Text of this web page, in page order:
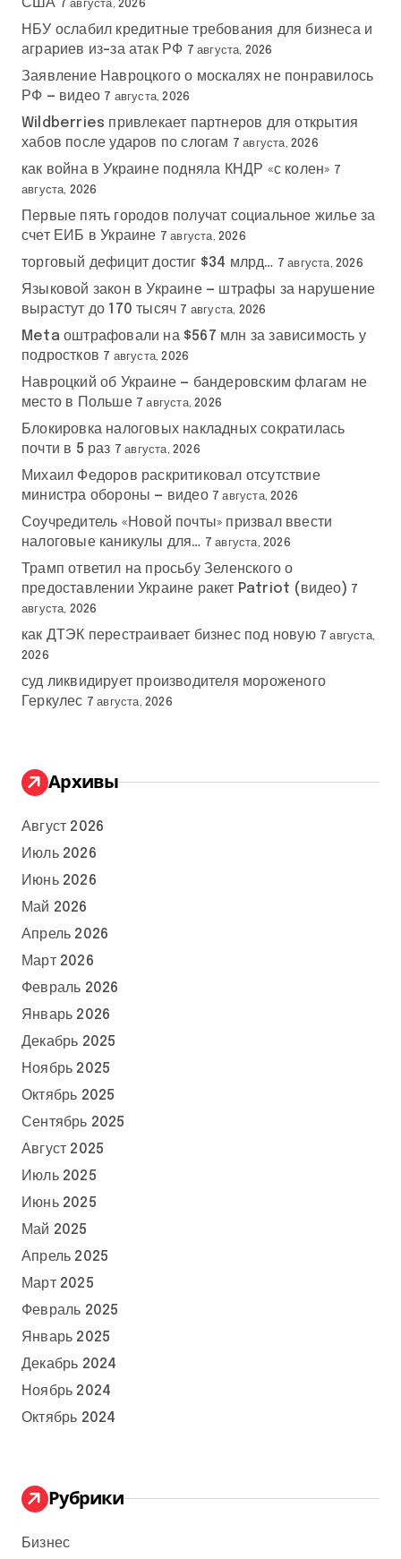
7 августа, 2026
НБУ ослабил кредитные требования для бизнеса и
аграриев из-за атак РФ 7 августа, 2026
Заявление Навроцкого о москалях не понравилось
РФ — видео 7 августа, 2026
Wildberries привлекает партнеров для открытия
хабов после ударов по слогам 7 августа, 2026
как война в Украине подняла КНДР «с колен» 7
августа, 2026
Первые пять городов получат социальное жилье за
счет ЕИБ в Украине 7 августа, 2026
торговый дефицит достиг $34 млрд… 7 августа, 2026
Языковой закон в Украине — штрафы за нарушение
вырастут до 170 тысяч 7 августа, 2026
Meta оштрафовали на $567 млн за зависимость у
подростков 7 августа, 2026
Навроцкий об Украине — бандеровским флагам не
место в Польше 7 августа, 2026
Блокировка налоговых накладных сократилась
почти в 5 раз 7 августа, 2026
Михаил Федоров раскритиковал отсутствие
министра обороны — видео 7 августа, 2026
Соучредитель «Новой почты» призвал ввести
налоговые каникулы для… 7 августа, 2026
Трамп ответил на просьбу Зеленского о
предоставлении Украине ракет Patriot (видео) 7
августа, 2026
как ДТЭК перестраивает бизнес под новую 7 августа,
2026
суд ликвидирует производителя мороженого
Геркулес 7 августа, 2026
Архивы
Август 2026
Июль 2026
Июнь 2026
Май 2026
Апрель 2026
Март 2026
Февраль 2026
Январь 2026
Декабрь 2025
Ноябрь 2025
Октябрь 2025
Сентябрь 2025
Август 2025
Июль 2025
Июнь 2025
Май 2025
Апрель 2025
Март 2025
Февраль 2025
Январь 2025
Декабрь 2024
Ноябрь 2024
Октябрь 2024
Рубрики
Бизнес